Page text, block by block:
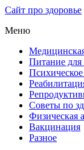
Сайт про здоровье
Меню
Питание для
Психическое
Советы по
Физическая
Вакцинация
Разное